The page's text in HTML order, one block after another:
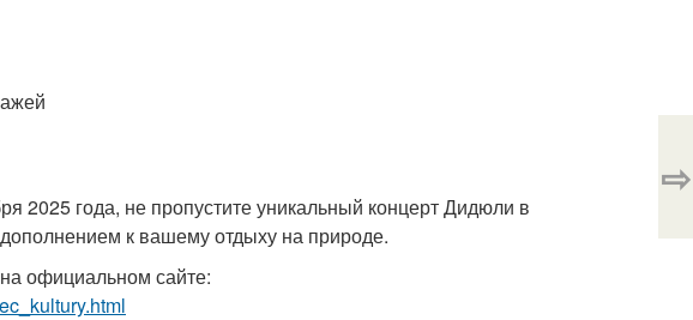
2025 года, не пропустите уникальный концерт Дидюли в
к вашему отдыху на природе.
официальном сайте:
⇨